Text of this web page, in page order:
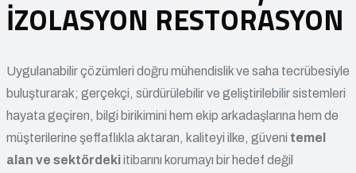
İZOLASYON RESTORASYON
Uygulanabilir çözümleri doğru mühendislik ve saha tecrübesiyle
buluşturarak; gerçekçi, sürdürülebilir ve geliştirilebilir sistemleri
hayata geçiren, bilgi birikimini hem ekip arkadaşlarına hem de
müşterilerine şeffaflıkla aktaran, kaliteyi ilke, güveni temel
alan ve sektördekiitibarını korumayı bir hedef değil